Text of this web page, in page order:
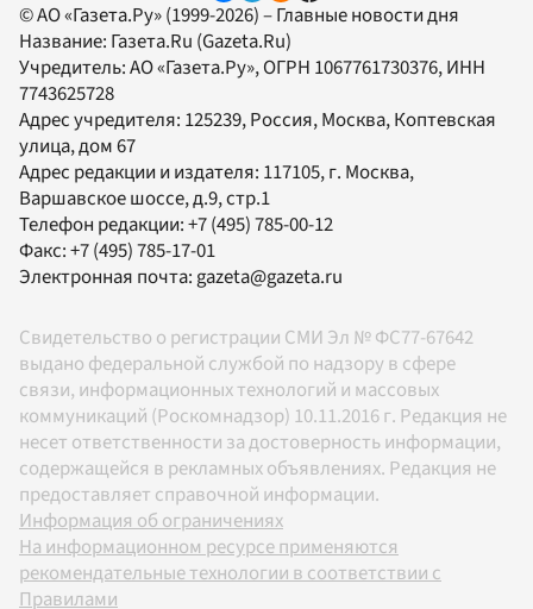
© АО «Газета.Ру» (1999-2026) – Главные новости дня
Название: Газета.Ru (Gazeta.Ru)
Учредитель:АО «Газета.Ру», ОГРН 1067761730376, ИНН
7743625728
Адрес учредителя: 125239, Россия, Москва, Коптевская
улица, дом 67
Адрес редакции и издателя: 117105, г. Москва,
Варшавское шоссе, д.9, стр.1
Телефон редакции:+7 (495) 785-00-12
Факс:+7 (495) 785-17-01
Электронная почта:gazeta@gazeta.ru
Свидетельство о регистрации СМИ Эл № ФС77-67642
выдано федеральной службой по надзору в сфере
связи, информационных технологий и массовых
коммуникаций (Роскомнадзор) 10.11.2016 г. Редакция не
несет ответственности за достоверность информации,
содержащейся в рекламных объявлениях. Редакция не
предоставляет справочной информации.
Информация об ограничениях
На информационном ресурсе применяются
рекомендательные технологии в соответствии с
Правилами